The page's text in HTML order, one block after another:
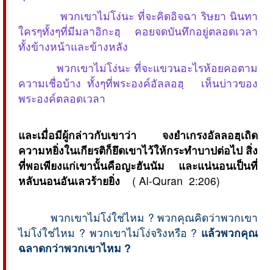
พวกเขาไม่โง่นะ ที่จะคิดอิจฉา ริษยา นินทา
ใครๆทั้งๆที่มีมลาอิกะฮฺ คอยจดบันทึกอยู่ตลอดเวลา
ทั้งข้างหน้าและข้างหลัง
พวกเขาไม่โง่นะ ที่จะแขวนอะไรห้อยคอตาม
ความเชื่อบ้าง ทั้งๆที่พระองค์อัลลอฮฺ เห็นบ่าวของ
พระองค์ตลอดเวลา
และเมื่อมีผู้กล่าวกับเขาว่า จงยำเกรงอัลลอฮฺเถิด
ความหยิ่งในเกียรติก็ยึดเขาไว้ให้กระทำบาปต่อไป สิ่ง
ที่พอเพียงแก่เขานั้นคือญะฮันนัม และแน่นอนเป็นที่
หลับนอนอันเลวร้ายยิ่ง ( Al-Quran 2:206)
พวกเขาไม่โง่ใช่ไหม ? พวกคุณคิดว่าพวกเขา
ไม่โง่ใช่ไหม ? พวกเขาไม่โง่จริงหรือ ? แล้วพวกคุณ
ฉลาดกว่าพวกเขาไหม ?